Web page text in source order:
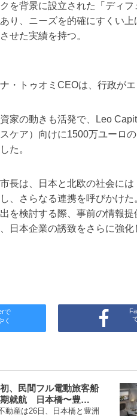
を背景に設立された「ディ
り、ニーズを的確にすくい
せた実績を持つ。
・トゥオミCEOは、行政が
家の動きも活発で、Leo
ケア）向けに1500万ユーロ
た。
長は、日本と北欧の社会に
、さらなる連携を呼びかけ
を検討する際、事前の情報
日本企業の誘致をさらに強化
で
く
、民間フル電動旅客船
就航 日本橋〜豊…
動産は26日、日本橋と豊洲